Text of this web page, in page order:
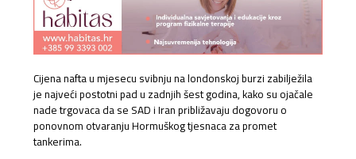
Cijena nafta u mjesecu svibnju na londonskoj burzi zabilježila
je najveći postotni pad u zadnjih šest godina, kako su ojačale
nade trgovaca da se SAD i Iran približavaju dogovoru o
ponovnom otvaranju Hormuškog tjesnaca za promet
tankerima.